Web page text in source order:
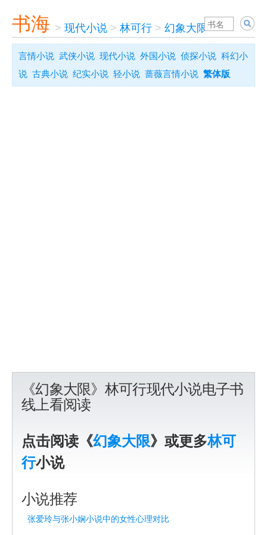
书海 > 现代小说 > 林可行 > 幻象大限
言情小说 武侠小说 现代小说 外国小说 侦探小说 科幻小
说 古典小说 纪实小说 轻小说 蔷薇言情小说 繁体版
《幻象大限》林可行现代小说电子书
线上看阅读
点击阅读《幻象大限》或更多林可
行小说
小说推荐
张爱玲与张小娴小说中的女性心理对比